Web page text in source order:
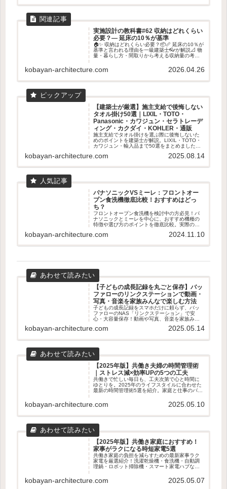
実施設計の教科書#62 収納はどれくらい
必要？― 延床の10％が基準
🏠✨ 収納はどれくらい必要？📦📏 延床の10％が
基準と言われる理由を一級建築士👓が解説📐 物
量・暮らし方・間取りから考える収納量の考え
kobayan-architecture.com 2026.04.26
【建築士が厳選】施主支給で後悔しない
タオル掛け50選｜LIXIL・TOTO・
Panasonic・カワジュン・セラトレーデ
ィング・カクダイ・KOHLER・通販
施主支給でタオル掛けを選ぶ際に後悔しないた
めのポイントを建築士が解説。LIXIL・TOTO・
カワジュン・輸入品まで50選をまとめました。
kobayan-architecture.com 2025.08.14
パナソニックVSミーレ：フロントオー
プン食洗機徹底比較！おすすめはどっ
ち？
フロントオープン食洗機を検討中の方必見！パ
ナソニックとミーレを中心に、おすすめ機種の
特徴や選び方のポイントを徹底比較。実際のユ
びをサポートします。容量、乾燥機能、使いや
kobayan-architecture.com 2024.11.10
【子どもの成長記録を丸ごと保存】バッ
ファローのリンクステーションで動画・
写真・音楽を家族みんなで楽しむ方法
子どもの成長記録をスマホだけに頼らず、バッ
ファローのNAS「リンクステーション」で安
心・大容量保存！動画や写真、音楽を家族みん
トをわかりやすく解説します。
kobayan-architecture.com 2025.05.14
【2025年版】共働き夫婦の時間管理術
｜ストレス減×効率UPの5つの工夫
共働きで忙しい毎日も、工夫次第で心と時間に
ゆとりを。2025年のライフスタイルに合わせた
最新の時間管理術5選を紹介。家庭と仕事のバラ
kobayan-architecture.com 2025.05.10
【2025年版】共働き家庭におすすめ！
家事がラクになる時短家電5選
共働き家庭の負担を減らすための最新家事ラク
家電を厳選紹介！洗濯乾燥機・食洗機・自動調
理鍋・ロボット掃除機・スマート家電ハブな
kobayan-architecture.com 2025.05.07